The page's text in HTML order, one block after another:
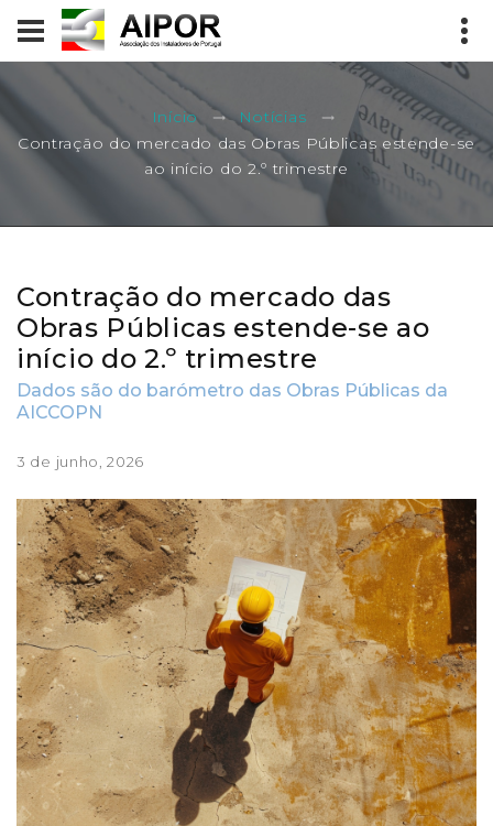
Início
Notícias
Contração do mercado das Obras Públicas estende-se
ao início do 2.º trimestre
Contração do mercado das
Obras Públicas estende-se ao
início do 2.º trimestre
Dados são do barómetro das Obras Públicas da
AICCOPN
3 de junho, 2026